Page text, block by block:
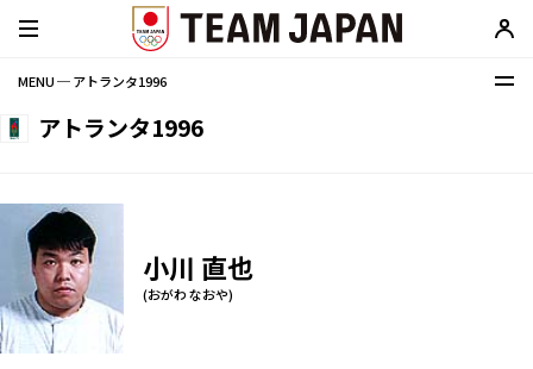
MENU ─ アトランタ1996
アトランタ1996
小川 直也
(おがわ なおや)